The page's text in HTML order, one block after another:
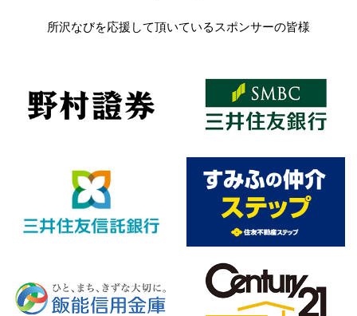
所沢なびを応援して頂いているスポンサーの皆様